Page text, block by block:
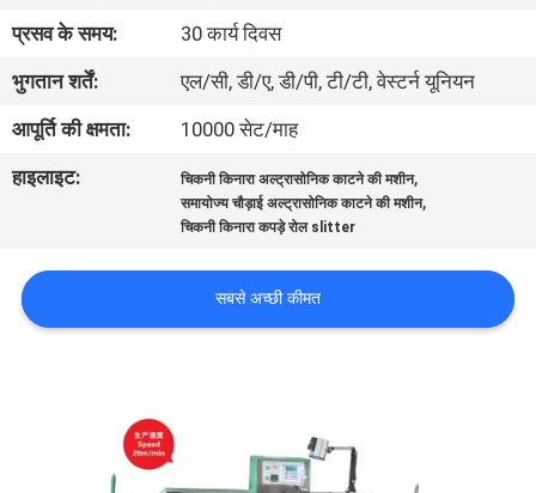
गुणवत्ता
नियंत्रण
हमसे
संपर्क
समाचार
प्रसव के समय:
30 कार्य दिवस
भुगतान शर्तें:
एल/सी, डी/ए, डी/पी, टी/टी, वेस्टर्न यूनियन
आपूर्ति की क्षमता:
10000 सेट/माह
हाइलाइट:
चिकनी किनारा अल्ट्रासोनिक काटने की मशीन,
समायोज्य चौड़ाई अल्ट्रासोनिक काटने की मशीन,
चिकनी किनारा कपड़े रोल slitter
सबसे अच्छी कीमत